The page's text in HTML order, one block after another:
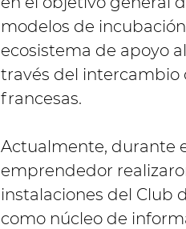
modelos de
ecosistema de apoyo
través del intercambio
francesas.
Actualmente, durante
emprendedor
instalaciones del Club
como núcleo de